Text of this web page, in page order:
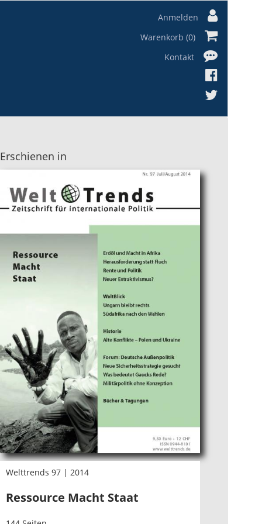
Anmelden
Warenkorb (0)
Kontakt
Erschienen in
Welttrends 97 | 2014
Ressource Macht Staat